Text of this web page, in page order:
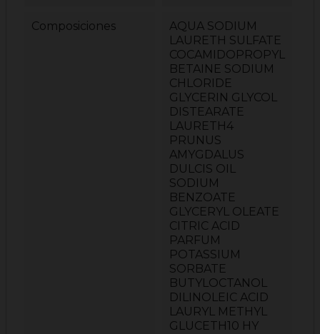
Composiciones
AQUA SODIUM
LAURETH SULFATE
COCAMIDOPROPYL
BETAINE SODIUM
CHLORIDE
GLYCERIN GLYCOL
DISTEARATE
LAURETH4
PRUNUS
AMYGDALUS
DULCIS OIL
SODIUM
BENZOATE
GLYCERYL OLEATE
CITRIC ACID
PARFUM
POTASSIUM
SORBATE
BUTYLOCTANOL
DILINOLEIC ACID
LAURYL METHYL
GLUCETH10 HY